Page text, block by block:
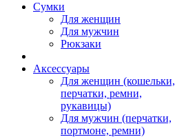
Сумки
Для женщин
Для мужчин
Рюкзаки
Аксессуары
Для женщин (кошельки,
перчатки, ремни,
рукавицы)
Для мужчин (перчатки,
портмоне, ремни)